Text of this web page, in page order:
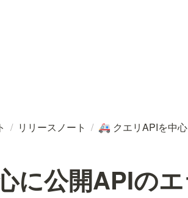
/ リリースノート / 🚑 クエリAPIを中
に公開APIの